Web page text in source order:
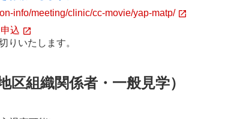
info/meeting/clinic/cc-movie/yap-matp/
込
たします。
区組織関係者・一般見学）